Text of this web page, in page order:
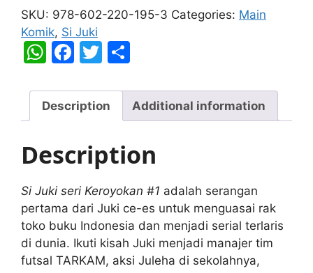
Juki
Seri
Keroyokan
#1
SKU: 978-602-220-195-3 Categories: Main
Komik, Si Juki
W
at
s
p
p
F
c
e
o
o
k
T
itt
er
ar
e
Description Additional information
Description
Si Juki seri Keroyokan #1 adalah serangan
pertama dari Juki ce-es untuk menguasai rak
toko buku Indonesia dan menjadi serial terlaris
di dunia. Ikuti kisah Juki menjadi manajer tim
futsal TARKAM, aksi Juleha di sekolahnya,